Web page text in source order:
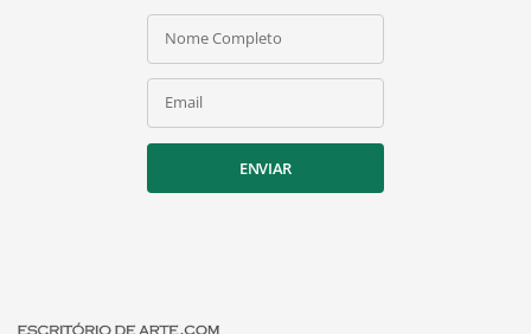
Nome Completo
Email
ENVIAR